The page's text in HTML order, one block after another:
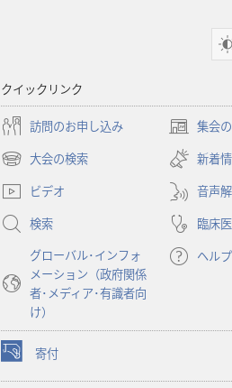
クイックリンク
訪問のお申し込み 集会
（新
し
い
タ
ブ
で
開
く）
大会の検索
（新
し
タ
開
新着
ビデオ
音声
検索
臨床
グローバル･インフォ
メーション（政府関係
者･メディア･有識者向
け）
ヘルプ
寄付
（新
し